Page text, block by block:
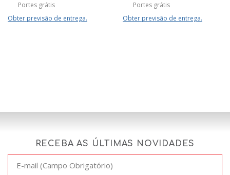
Portes grátis
Obter previsão de entrega.
Portes grátis
Obter previsão de entrega.
RECEBA AS ÚLTIMAS NOVIDADES